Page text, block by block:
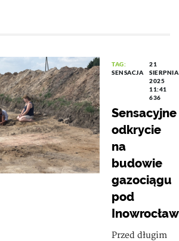
TAG:
SENSACJA
21
SIERPNIA
2025
11:41
636
Sensacyjne
odkrycie
na
budowie
gazociągu
pod
Przed długim